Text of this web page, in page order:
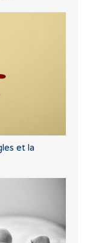
et la